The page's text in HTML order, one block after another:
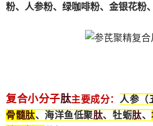
粉、人参粉、绿咖啡粉、金银花粉
复合小分子肽主要成分： 人参（
骨髓肽、海洋鱼低聚肽、牡蛎肽、